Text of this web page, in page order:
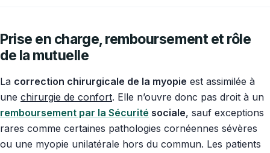
Prise en charge, remboursement et rôle
de la mutuelle
La correction chirurgicale de la myopie est assimilée à
une chirurgie de confort. Elle n’ouvre donc pas droit à un
remboursement par la Sécurité sociale, sauf exceptions
rares comme certaines pathologies cornéennes sévères
ou une myopie unilatérale hors du commun. Les patients